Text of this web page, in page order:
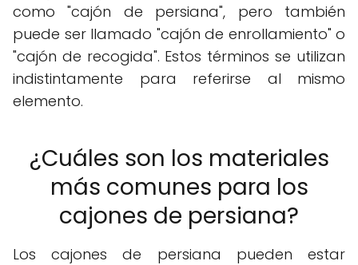
como "cajón de persiana", pero también
puede ser llamado "cajón de enrollamiento" o
"cajón de recogida". Estos términos se utilizan
indistintamente para referirse al mismo
elemento.
¿Cuáles son los materiales
más comunes para los
cajones de persiana?
Los cajones de persiana pueden estar